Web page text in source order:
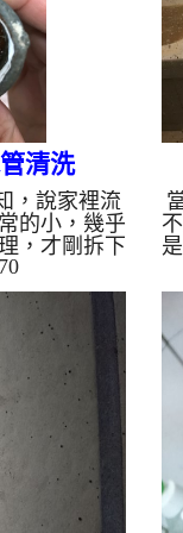
清洗
，說家裡流
的小，幾乎
，才剛拆下
路裡面都是
，如下圖，
，開始 洗
次，本公司
出髒水，如
小時，管路
戶終於能正
管清洗, 洗
冷忽熱 ...